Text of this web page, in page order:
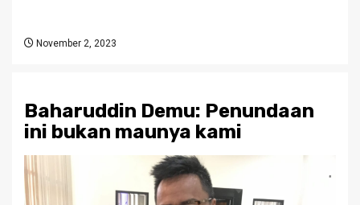
November 2, 2023
Baharuddin Demu: Penundaan
ini bukan maunya kami